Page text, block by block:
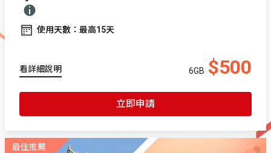
使用天數：最高15天
看詳細說明 6GB $500
立即申請
最佳推薦